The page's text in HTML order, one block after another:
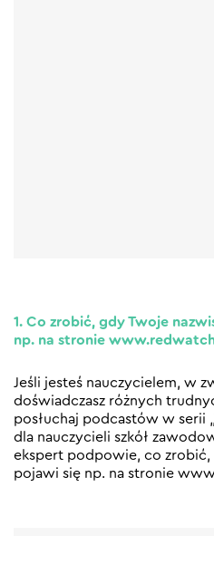
1. Co zrobić, gdy Twoje
np. na stronie
Jeśli jesteś nauczycielem, w
doświadczasz różnych
posłuchaj podcastów w serii
dla nauczycieli szkół
ekspert podpowie, co zrobić,
pojawi się np. na stronie